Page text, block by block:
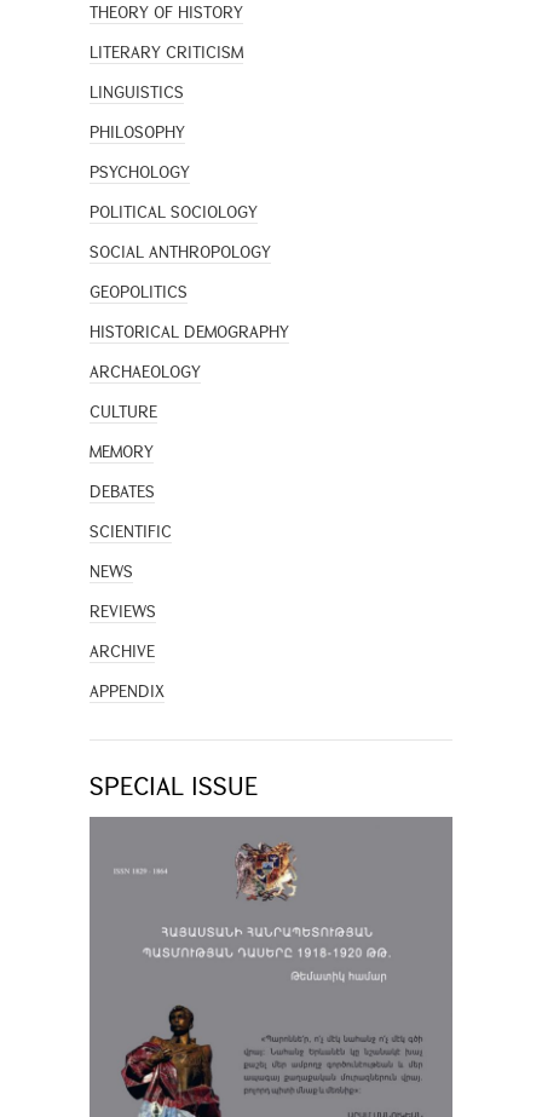
THEORY OF HISTORY
LITERARY CRITICISM
LINGUISTICS
PHILOSOPHY
PSYCHOLOGY
POLITICAL SOCIOLOGY
SOCIAL ANTHROPOLOGY
GEOPOLITICS
HISTORICAL DEMOGRAPHY
ARCHAEOLOGY
CULTURE
MEMORY
DEBATES
SCIENTIFIC
NEWS
REVIEWS
ARCHIVE
APPENDIX
SPECIAL ISSUE